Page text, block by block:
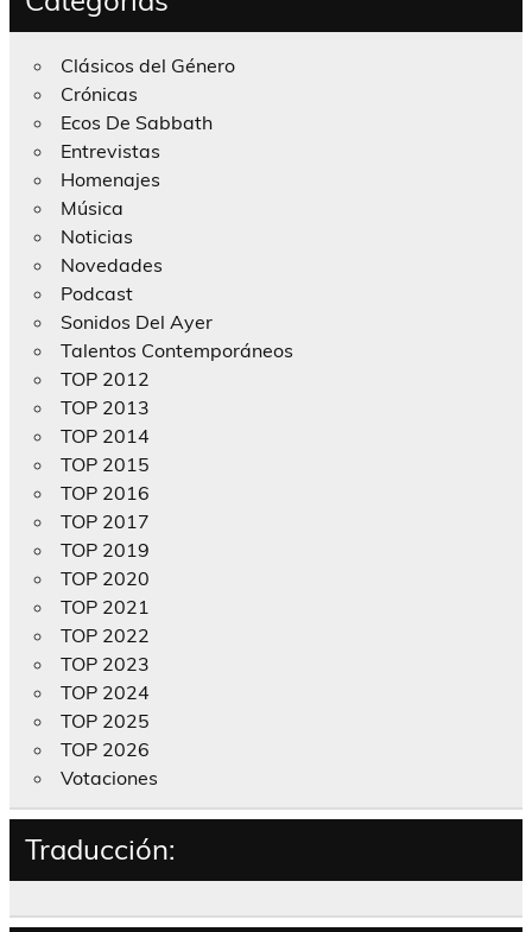
Clásicos del Género
Crónicas
Ecos De Sabbath
Entrevistas
Homenajes
Música
Noticias
Novedades
Podcast
Sonidos Del Ayer
Talentos Contemporáneos
TOP 2012
TOP 2013
TOP 2014
TOP 2015
TOP 2016
TOP 2017
TOP 2019
TOP 2020
TOP 2021
TOP 2022
TOP 2023
TOP 2024
TOP 2025
TOP 2026
Votaciones
Traducción: